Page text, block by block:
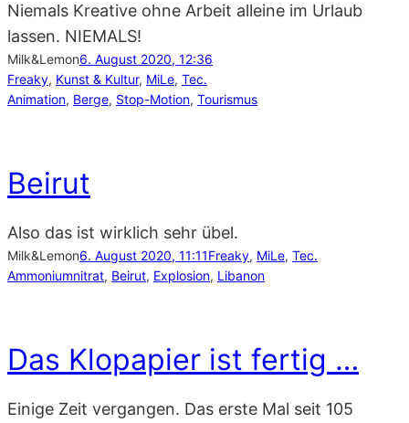
Niemals Kreative ohne Arbeit alleine im Urlaub
lassen. NIEMALS!
Milk&Lemon6. August 2020, 12:36
Freaky, Kunst & Kultur, MiLe, Tec.
Animation, Berge, Stop-Motion, Tourismus
Beirut
Also das ist wirklich sehr übel.
Milk&Lemon6. August 2020, 11:11Freaky, MiLe, Tec.
Ammoniumnitrat, Beirut, Explosion, Libanon
Das Klopapier ist fertig …
Einige Zeit vergangen. Das erste Mal seit 105